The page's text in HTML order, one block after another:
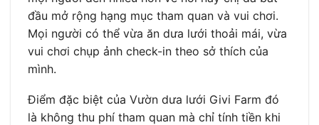
đầu mở rộng hạng mục tham quan và vui chơi.
Mọi người có thể vừa ăn dưa lưới thoải mái, vừa
vui chơi chụp ảnh check-in theo sở thích của
mình.
Điểm đặc biệt của Vườn dưa lưới Givi Farm đó
là không thu phí tham quan mà chỉ tính tiền khi